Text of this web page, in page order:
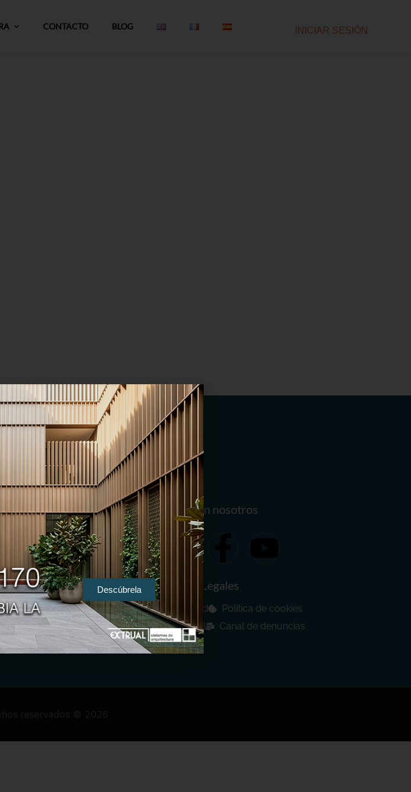
CONTACTO BLOG INICIAR SESIÓN
en
Conecta con nosotros
Avisos Legales
Política de privacidad
Política de cookies
Propiedad Intelectual
Canal de denuncias
Descúbrela